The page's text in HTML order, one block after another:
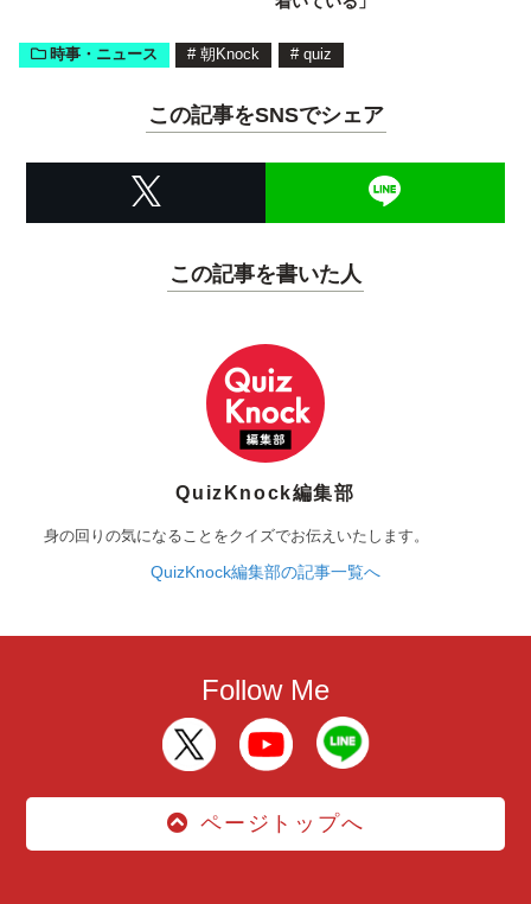
時事・ニュース # 朝Knock # quiz
この記事をSNSでシェア
この記事を書いた人
QuizKnock編集部
身の回りの気になることをクイズでお伝えいたします。
QuizKnock編集部の記事一覧へ
Follow Me
ページトップへ